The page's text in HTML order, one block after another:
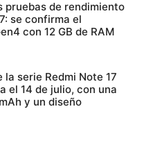
pruebas de rendimiento
se confirma el
con 12 GB de RAM
la serie Redmi Note 17
el 14 de julio, con una
y un diseño